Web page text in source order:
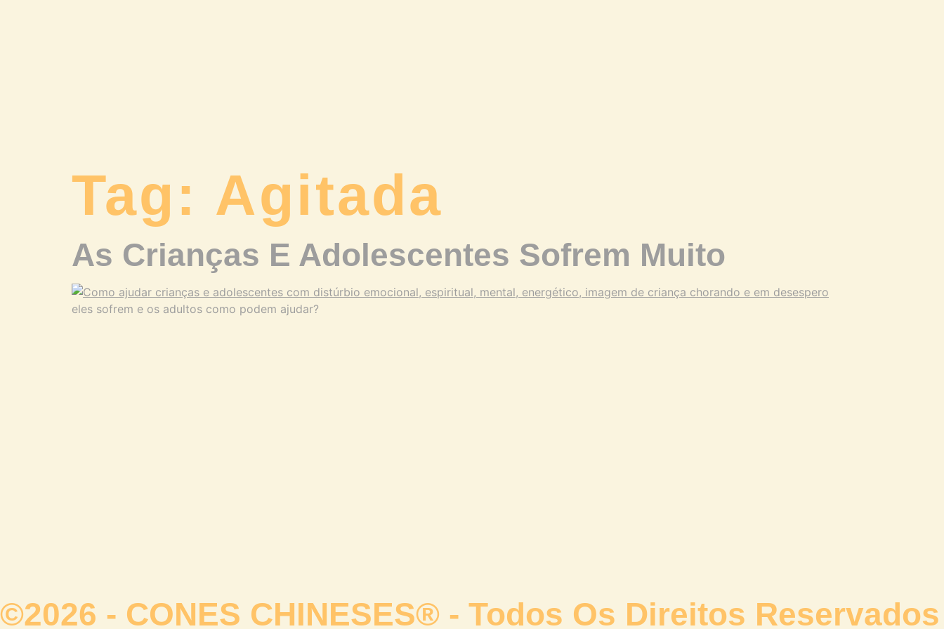
Tag: Agitada
As Crianças E Adolescentes Sofrem Muito
eles sofrem e os adultos como podem ajudar?
©2026 - CONES CHINESES® - Todos Os Direitos Reservados